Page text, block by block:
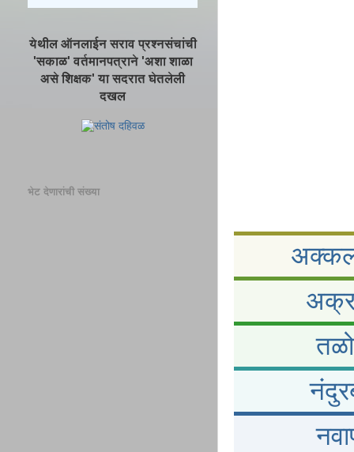
येथील ऑनलाईन सराव प्रश्नसंचांची
'सकाळ' वर्तमानपत्राने 'अशा शाळा
असे शिक्षक' या सदरात घेतलेली
दखल
भेट देणारांची संख्या